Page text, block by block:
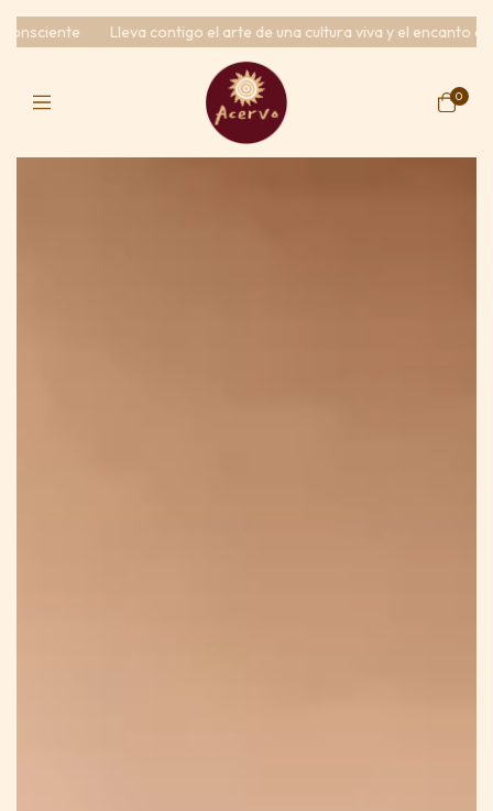
contigo el arte de una cultura viva y el encanto de lo hecho con
0